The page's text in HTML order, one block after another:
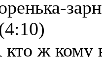
ж кому